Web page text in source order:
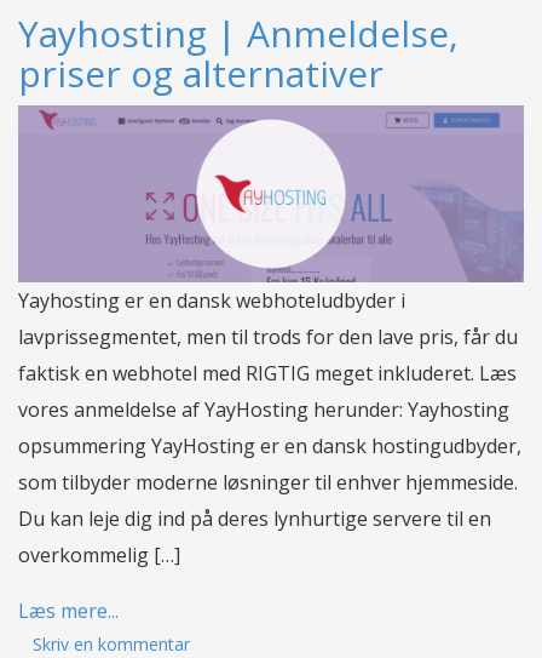
Yayhosting | Anmeldelse,
priser og alternativer
Yayhosting er en dansk webhoteludbyder i
lavprissegmentet, men til trods for den lave pris, får du
faktisk en webhotel med RIGTIG meget inkluderet. Læs
vores anmeldelse af YayHosting herunder: Yayhosting
opsummering YayHosting er en dansk hostingudbyder,
som tilbyder moderne løsninger til enhver hjemmeside.
Du kan leje dig ind på deres lynhurtige servere til en
overkommelig […]
Læs mere...
Skriv en kommentar